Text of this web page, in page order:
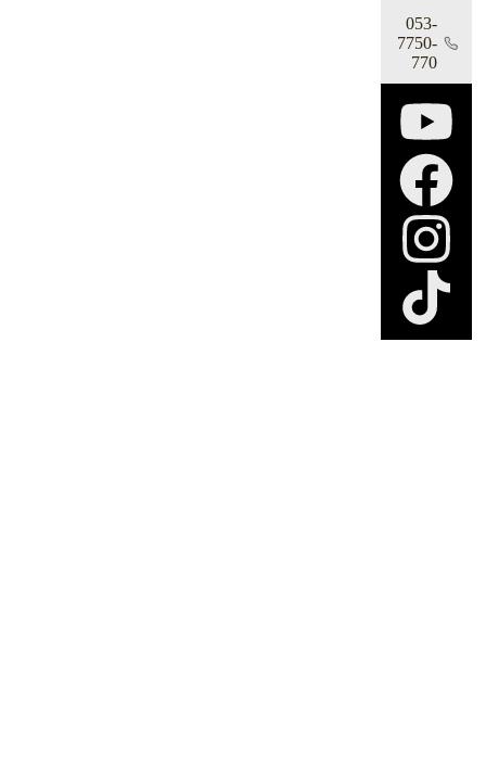
053-
7750-
770